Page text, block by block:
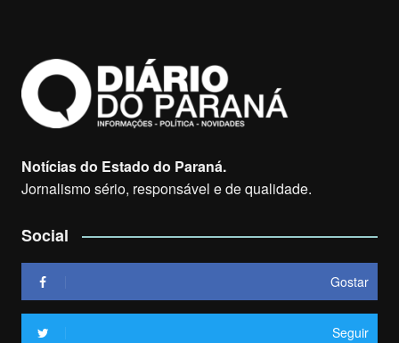
Notícias do Estado do Paraná.
Jornalismo sério, responsável e de qualidade.
Social
Gostar
Seguir